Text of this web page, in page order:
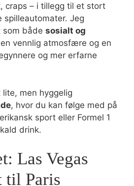
craps – i tillegg til et stort
spilleautomater. Jeg
som både sosialt og
vennlig atmosfære og en
og mer erfarne
men hyggelig
, hvor du kan følge med på
sport eller Formel 1
drink.
Las Vegas
til Paris